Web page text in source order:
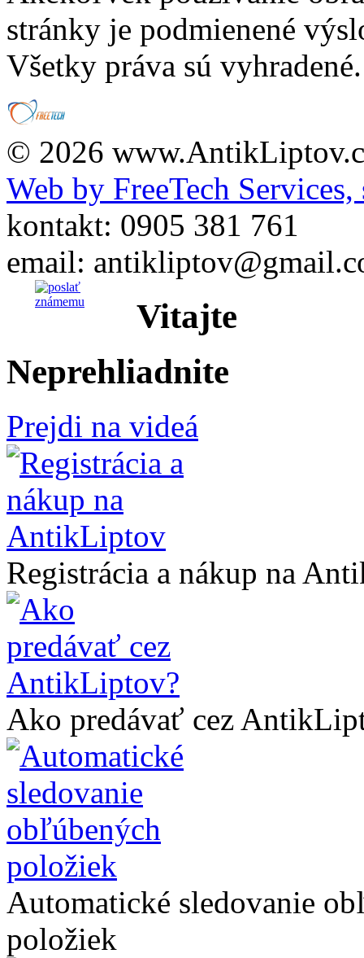
stránky je podmienené
Všetky práva sú vyhradené.
© 2026
Web by FreeTech
kontakt: 0905 381 761
email:
Vitajte
Neprehliadnite
Prejdi na videá
Registrácia a nákup na
Ako predávať cez
Automatické sledovanie
položiek